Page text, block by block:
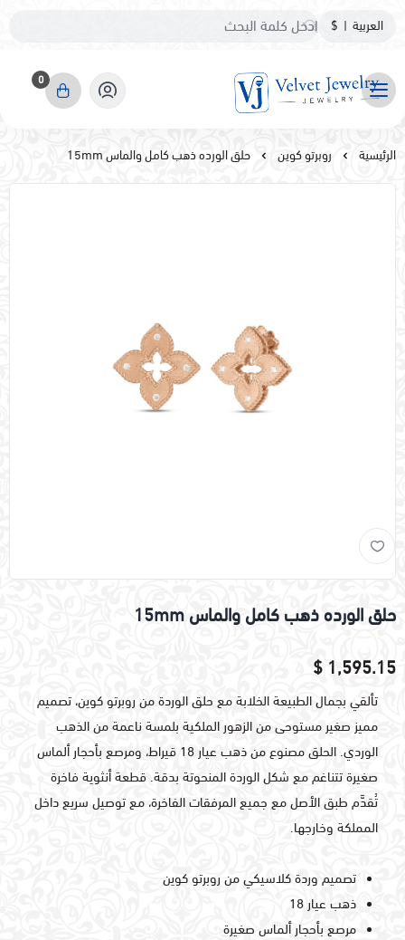
العربية |
$
مجوهرات مخمليه
0
الرئيسية روبرتو كوين حلق الورده ذهب كامل والماس 15mm
حلق الورده ذهب كامل والماس 15mm
1,595.15 $
تألقي بجمال الطبيعة الخلابة مع حلق الوردة من روبرتو كوين، تصميم
مميز صغير مستوحى من الزهور الملكية بلمسة ناعمة من الذهب
الوردي. الحلق مصنوع من ذهب عيار 18 قيراط، ومرصع بأحجار ألماس
صغيرة تتناغم مع شكل الوردة المنحوتة بدقة. قطعة أنثوية فاخرة
تُقدَّم طبق الأصل مع جميع المرفقات الفاخرة، مع توصيل سريع داخل
المملكة وخارجها.
تصميم وردة كلاسيكي من روبرتو كوين
ذهب عيار 18
مرصع بأحجار ألماس صغيرة